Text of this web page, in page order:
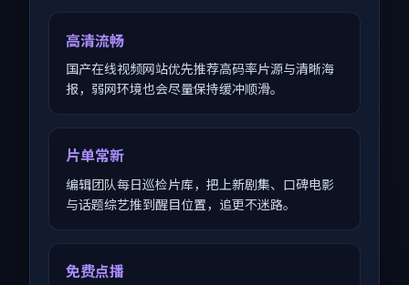
高清流畅
国产在线视频网站优先推荐高码率片源与清晰海
报，弱网环境也会尽量保持缓冲顺滑。
片单常新
编辑团队每日巡检片库，把上新剧集、口碑电影
与话题综艺推到醒目位置，追更不迷路。
免费点播